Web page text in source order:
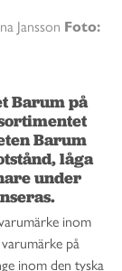
Jansson Foto:
Barum på
Barum
låga
under
inom
på
inom den tyska